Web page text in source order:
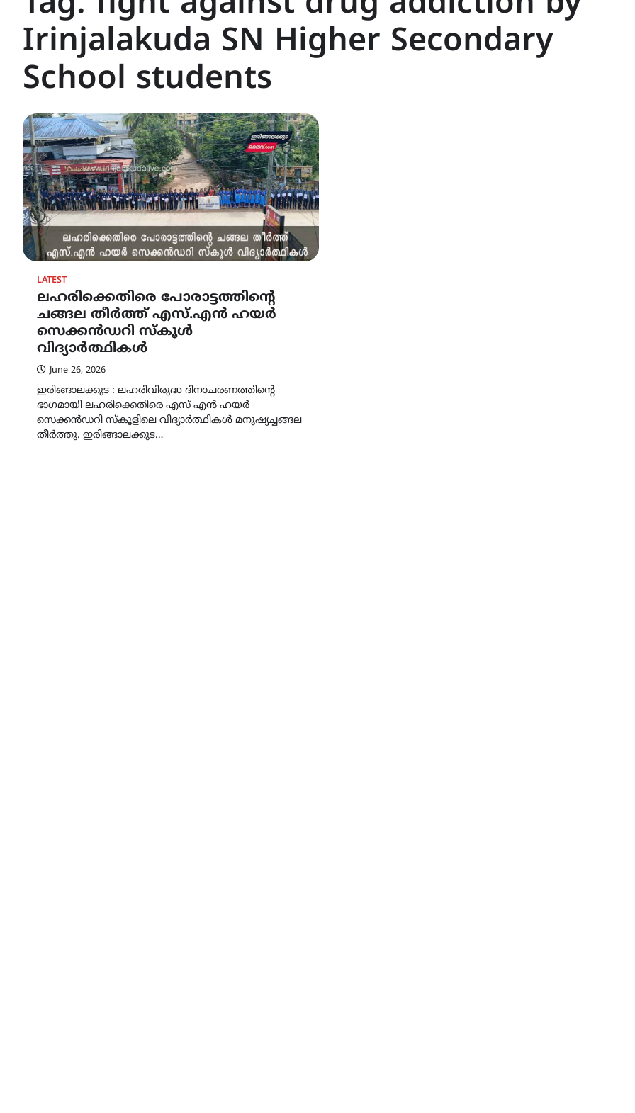
Irinjalakuda SN Higher Secondary
School students
LATEST
ലഹരിക്കെതിരെ പോരാട്ടത്തിന്റെ
ചങ്ങല തീർത്ത് എസ്.എൻ ഹയർ
സെക്കൻഡറി സ്കൂൾ
വിദ്യാർത്ഥികൾ
June 26, 2026
ഇരിങ്ങാലക്കുട : ലഹരിവിരുദ്ധ ദിനാചരണത്തിന്റെ
ഭാഗമായി ലഹരിക്കെതിരെ എസ് എൻ ഹയർ
സെക്കൻഡറി സ്കൂളിലെ വിദ്യാർത്ഥികൾ മനുഷ്യച്ചങ്ങല
തീർത്തു. ഇരിങ്ങാലക്കുട…